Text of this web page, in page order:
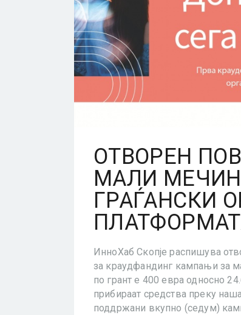
ОТВОРЕН
МАЛИ
ГРАЃАНСКИ
ИнноХаб Скопје распишува
за краудфандинг кампањи за
по грант е 400 евра односно
прибираат средства преку
поддржани вкупно (седум)